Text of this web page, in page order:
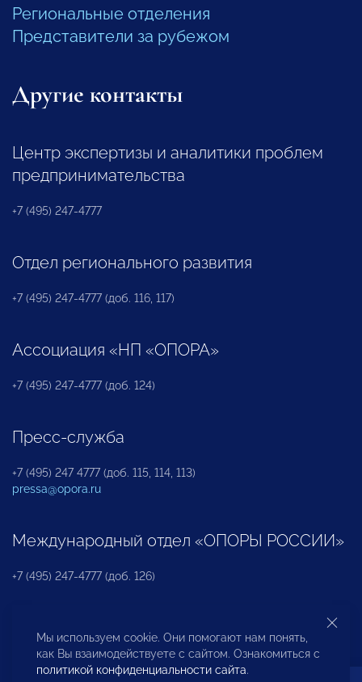
Региональные отделения
Представители за рубежом
Другие контакты
Центр экспертизы и аналитики проблем
предпринимательства
+7 (495) 247-4777
Отдел регионального развития
+7 (495) 247-4777 (доб. 116, 117)
Ассоциация «НП «ОПОРА»
+7 (495) 247-4777 (доб. 124)
Пресс-служба
+7 (495) 247 4777 (доб. 115, 114, 113)
pressa@opora.ru
Международный отдел «ОПОРЫ РОССИИ»
+7 (495) 247-4777 (доб. 126)
Бюро по защите прав предпринимателей и
инвесторов
Мы используем cookie. Они помогают нам понять,
как Вы взаимодействуете с сайтом. Ознакомиться с
политикой конфиденциальности сайта.